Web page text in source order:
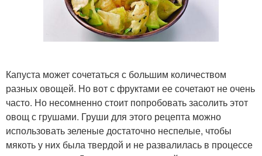
Капуста может сочетаться с большим количеством
разных овощей. Но вот с фруктами ее сочетают не очень
часто. Но несомненно стоит попробовать засолить этот
овощ с грушами. Груши для этого рецепта можно
использовать зеленые достаточно неспелые, чтобы
мякоть у них была твердой и не развалилась в процессе